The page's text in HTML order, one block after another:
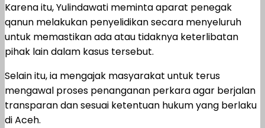
Karena itu, Yulindawati meminta aparat penegak
qanun melakukan penyelidikan secara menyeluruh
untuk memastikan ada atau tidaknya keterlibatan
pihak lain dalam kasus tersebut.
Selain itu, ia mengajak masyarakat untuk terus
mengawal proses penanganan perkara agar berjalan
transparan dan sesuai ketentuan hukum yang berlaku
di Aceh.